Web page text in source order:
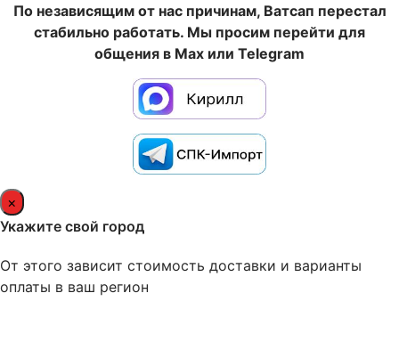
По независящим от нас причинам, Ватсап перестал
стабильно работать. Мы просим перейти для
общения в Max или Telegram
×
Укажите свой город
От этого зависит стоимость доставки и варианты
оплаты в ваш регион